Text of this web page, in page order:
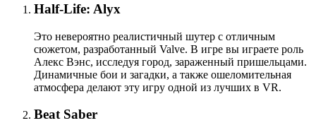
Half-Life: Alyx
Это невероятно реалистичный шутер с отличным
сюжетом, разработанный Valve. В игре вы играете роль
Алекс Вэнс, исследуя город, зараженный пришельцами.
Динамичные бои и загадки, а также ошеломительная
атмосфера делают эту игру одной из лучших в VR.
Beat Saber